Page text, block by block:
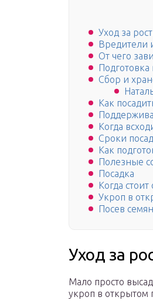
Уход за
Вредители
От чего
Подготовка
Сбор и
Как
Когда
Сроки
Как
Полезные
Посадка
Когда стоит
Укроп в
Посев
Уход за
Мало просто
укроп в открытом